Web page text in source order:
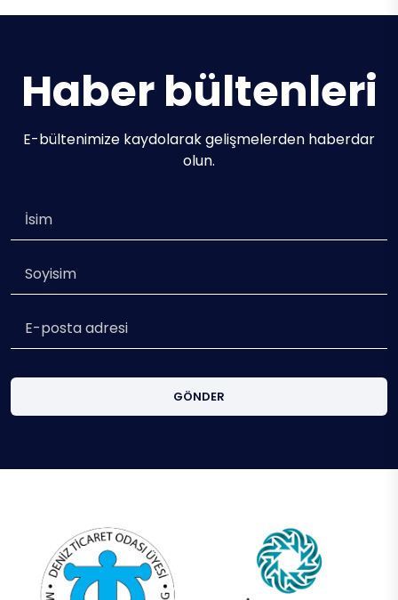
Haber bültenleri
E-bültenimize kaydolarak gelişmelerden haberdar
olun.
GÖNDER